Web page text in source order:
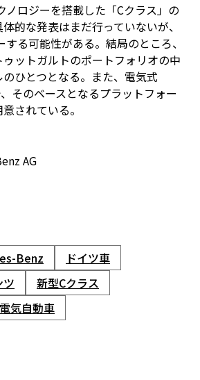
ノロジーを搭載した「Cクラス」の
的な発表はまだ行っていないが、
る可能性がある。結局のところ、
ットガルトのポートフォリオの中
ひとつとなる。また、電気式
、そのベースとなるプラットフォー
されている。
AG
Benz
ドイツ車
ツ
新型Cクラス
電気自動車